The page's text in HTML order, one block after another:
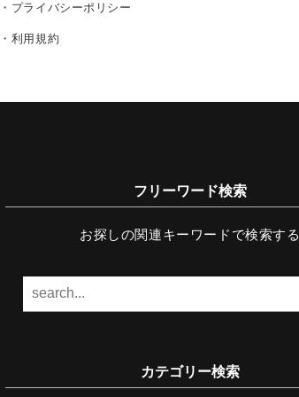
・プライバシーポリシー
・利用規約
フリーワード検索
お探しの関連キーワードで検索する
カテゴリー検索